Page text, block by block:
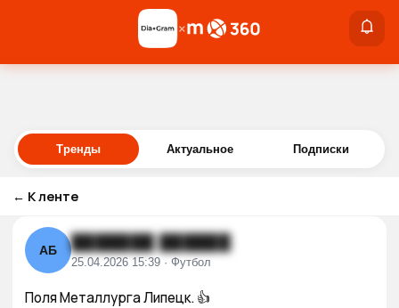
Войти
×
Тренды Актуальное Подписки
← К ленте
АБ ███████ ██████
25.04.2026 15:39 · Футбол
Поля Металлурга Липецк. 👍